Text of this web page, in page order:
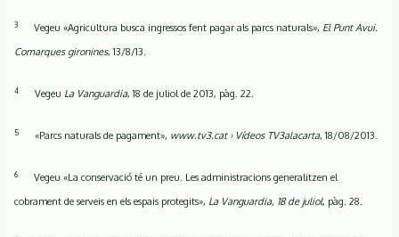
3 Vegeu «Agricultura busca ingressos fent pagar als parcs naturals», El Punt Avui.
Comarques gironines, 13/8/13.
4 Vegeu La Vanguardia, 18 de juliol de 2013, pàg. 22.
5 «Parcs naturals de pagament», www.tv3.cat › Vídeos TV3alacarta, 18/08/2013.
6
Vegeu «La conservació té un preu. Les administracions generalitzen el
cobrament de serveis en els espais protegits», La Vanguardia, 18 de juliol, pàg. 28.